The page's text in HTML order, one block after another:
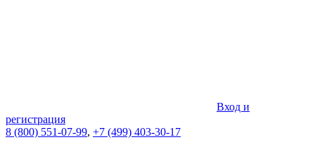
Вход и
регистрация
8 (800) 551-07-99, +7 (499) 403-30-17